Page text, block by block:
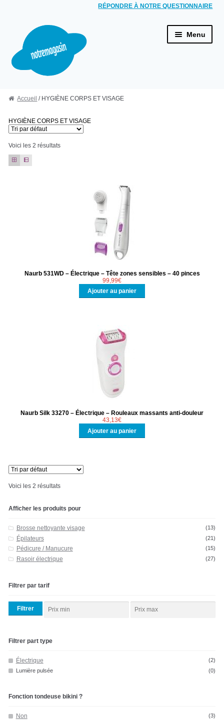
RÉPONDRE À NOTRE QUESTIONNAIRE
Aller à la navigation
Aller au contenu Menu
HYGIÈNE BUCCALE
Brosses à dents électriques
Jets dentaires
Brosses électriques du visage
Accueil / HYGIÈNE CORPS ET VISAGE
HYGIÈNE CORPS ET VISAGE
Voici les 2 résultats
Naurb 531WD – Électrique – Tête zones sensibles – 40 pinces
99,99€
Ajouter au panier
Naurb Silk 33270 – Électrique – Rouleaux massants anti-douleur
43,13€
Ajouter au panier
Voici les 2 résultats
Afficher les produits pour
Brosse nettoyante visage (13)
Épilateurs (21)
Pédicure / Manucure (15)
Rasoir électrique (27)
Filtrer par tarif
Filtrer
Filtrer part type
Électrique
(2)
Lumière pulsée
(0)
Fonction tondeuse bikini ?
Non (3)